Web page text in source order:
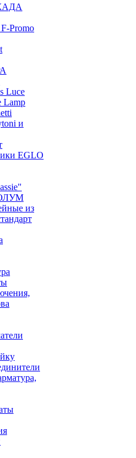
Promo
Luce
Lamp
и
EGLO
из